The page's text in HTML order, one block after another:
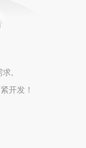
求,
开发！